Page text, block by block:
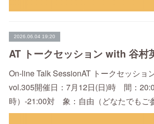
2026.06.04 19:20
On-line Talk SessionAT トークセッショ
vol.305開催日：7月12日(日)時 間：
時）-21:00対 象：自由（どなたでもご